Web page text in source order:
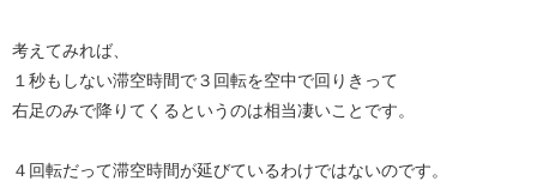
考えてみれば、
１秒もしない滞空時間で３回転を空中で回りきって
右足のみで降りてくるというのは相当凄いことです。
４回転だって滞空時間が延びているわけではないのです。